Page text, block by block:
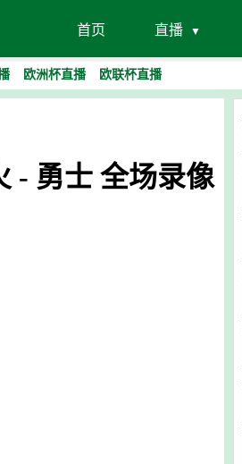
首页 直播
欧洲杯直播 欧联杯直播
- 勇士 全场录像